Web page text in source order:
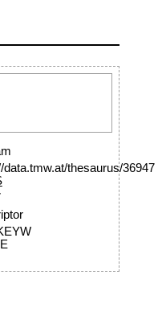
data.tmw.at/thesaurus/36947